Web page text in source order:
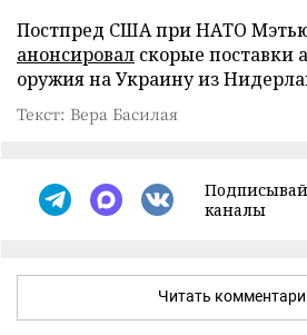
Постпред США при НАТО
анонсировал скорые поставки
оружия на Украину из
Текст: Вера Басилая
каналы
Читать